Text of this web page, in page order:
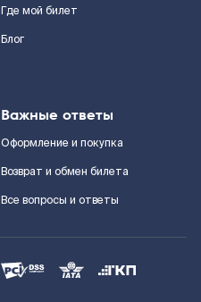
Где мой билет
Блог
Важные ответы
Оформление и покупка
Возврат и обмен билета
Все вопросы и ответы